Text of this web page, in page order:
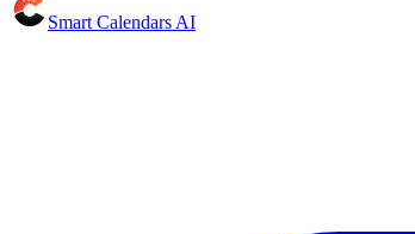
Smart Calendars AI